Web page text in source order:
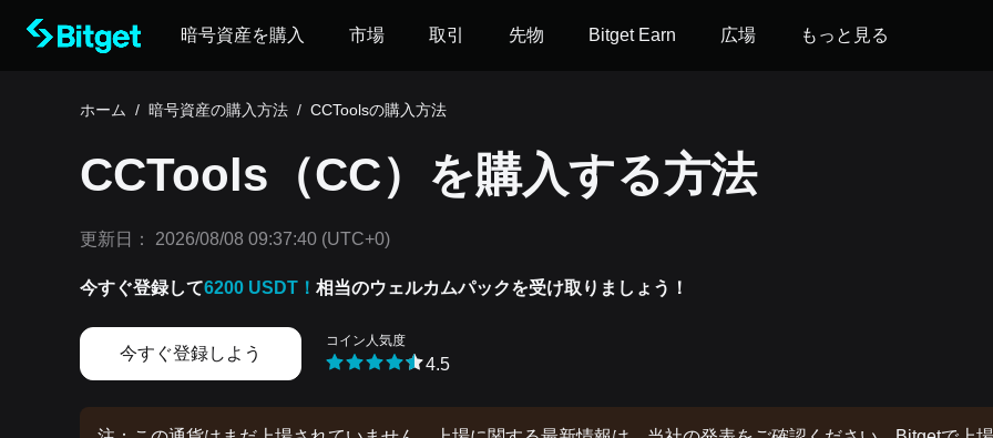
暗号資産を購入 市場 取引 先物 Bitget Earn 広場 もっと見る
ホーム / 暗号資産の購入方法 / CCToolsの購入方法
CCTools（CC）を購入する方法
更新日： 2026/08/08 09:37:40 (UTC+0)
今すぐ登録して6200 USDT！ 相当のウェルカムパックを受け取りましょう！
今すぐ登録しよう
コイン人気度
4.5